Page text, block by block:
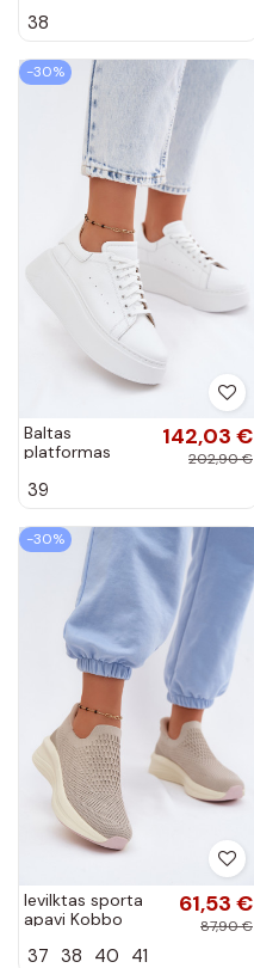
platformu un
mākslīgās ādas
Calinae
38
-30%
Baltas
platformas
Zazoo N408S2
142,03 €
202,90 €
39
-30%
Ievilktas sporta
apavi Kobbo
krāsā
61,53 €
87,90 €
37 38 40 41